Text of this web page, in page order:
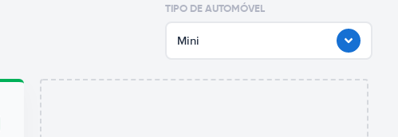
TIPO DE AUTOMÓVEL
Mini